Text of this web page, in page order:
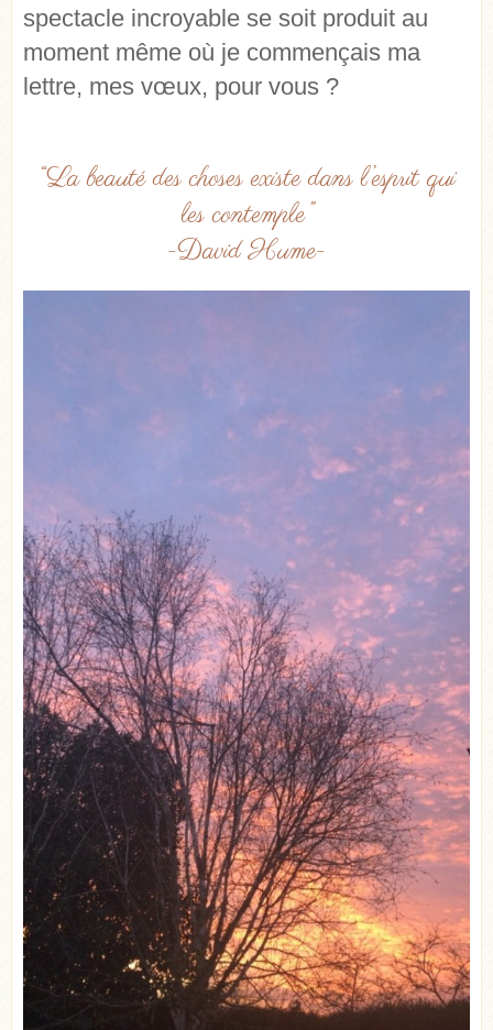
spectacle incroyable se soit produit au
moment même où je commençais ma
lettre, mes vœux, pour vous ?
“La beauté des choses existe dans l’esprit qui
les contemple”
-David Hume-